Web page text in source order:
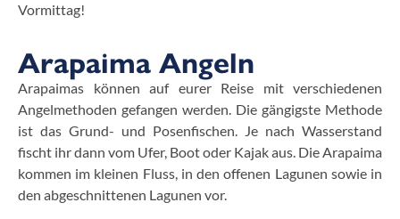
Vormittag!
Arapaima Angeln
Arapaimas können auf eurer Reise mit verschiedenen
Angelmethoden gefangen werden. Die gängigste Methode
ist das Grund- und Posenfischen. Je nach Wasserstand
fischt ihr dann vom Ufer, Boot oder Kajak aus. Die Arapaima
kommen im kleinen Fluss, in den offenen Lagunen sowie in
den abgeschnittenen Lagunen vor.